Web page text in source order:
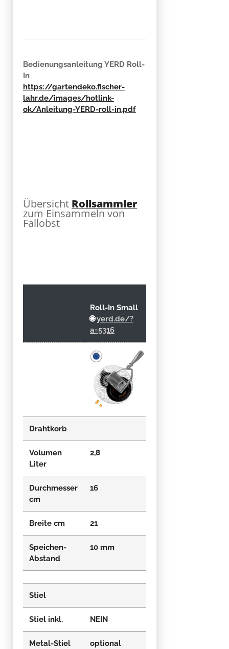
Bedienungsanleitung YERD Roll-
In
https://gartendeko.fischer-
lahr.de/images/hotlink-
ok/Anleitung-YERD-roll-in.pdf
Übersicht Rollsammler
zum Einsammeln von
Fallobst
Roll-In Small
🌐yerd.de/?
a=5316
Drahtkorb
Volumen
Liter
2,8
Durchmesser
cm
16
Breite cm 21
Speichen-
Abstand
10 mm
Stiel
Stiel inkl. NEIN
Metal-Stiel optional